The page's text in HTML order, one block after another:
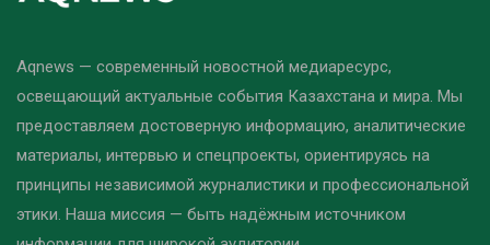
Aqnews — современный новостной медиаресурс,
освещающий актуальные события Казахстана и мира. Мы
предоставляем достоверную информацию, аналитические
материалы, интервью и спецпроекты, ориентируясь на
принципы независимой журналистики и профессиональной
этики. Наша миссия — быть надёжным источником